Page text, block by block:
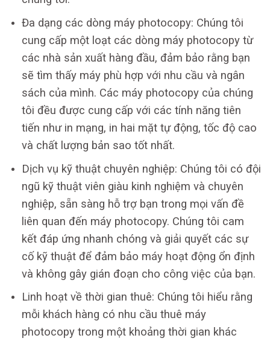
Đa dạng các dòng máy photocopy: Chúng tôi
cung cấp một loạt các dòng máy photocopy từ
các nhà sản xuất hàng đầu, đảm bảo rằng bạn
sẽ tìm thấy máy phù hợp với nhu cầu và ngân
sách của mình. Các máy photocopy của chúng
tôi đều được cung cấp với các tính năng tiên
tiến như in mạng, in hai mặt tự động, tốc độ cao
và chất lượng bản sao tốt nhất.
Dịch vụ kỹ thuật chuyên nghiệp: Chúng tôi có đội
ngũ kỹ thuật viên giàu kinh nghiệm và chuyên
nghiệp, sẵn sàng hỗ trợ bạn trong mọi vấn đề
liên quan đến máy photocopy. Chúng tôi cam
kết đáp ứng nhanh chóng và giải quyết các sự
cố kỹ thuật để đảm bảo máy hoạt động ổn định
và không gây gián đoạn cho công việc của bạn.
Linh hoạt về thời gian thuê: Chúng tôi hiểu rằng
mỗi khách hàng có nhu cầu thuê máy
photocopy trong một khoảng thời gian khác